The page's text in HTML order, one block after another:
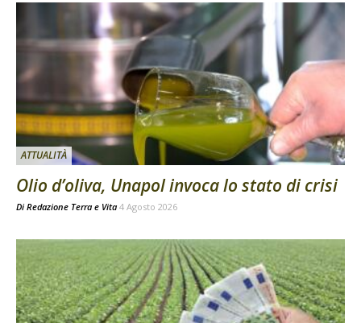
ATTUALITÀ
Olio d’oliva, Unapol invoca lo stato di crisi
Di Redazione Terra e Vita 4 Agosto 2026